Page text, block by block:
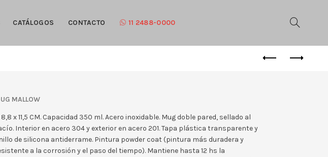
CATÁLOGOS CONTACTO 11 2488-0000
Mallow
x 11,5 CM. Capacidad 350 ml. Acero inoxidable. Mug doble pared, sellado al
Interior en acero 304 y exterior en acero 201. Tapa plástica transparente y
de silicona antiderrame. Pintura powder coat (pintura más duradera y
a la corrosión y el paso del tiempo). Mantiene hasta 12 hs la